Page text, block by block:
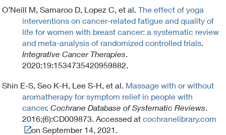
y
O’Neill M, Samaroo D, Lopez C, et al. The effect of yoga
interventions on cancer-related fatigue and quality of
life for women with breast cancer: a systematic review
and meta-analysis of randomized controlled trials
Integrative Cancer Therapies
2020;19:1534735420959882.
Shin E-S, Seo K-H, Lee S-H, et al. Massage with or without
aromatherapy for symptom relief in people with
cancer. Cochrane Database of Systematic Reviews
2016;(6):CD009873. Accessed at cochranelibrary.com
Link on September 14, 2021.